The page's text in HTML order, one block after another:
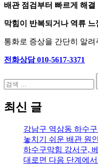
배관 점검부터 빠르게 해결
막힘이 반복되거나 역류
통화로 증상을 간단히 알
전화상담 010-5617-3371
최신 글
강남구 역삼동 하수
놓치기 쉬운 배관 원
하수구막힘 강서구,
대로면 다음 단계에